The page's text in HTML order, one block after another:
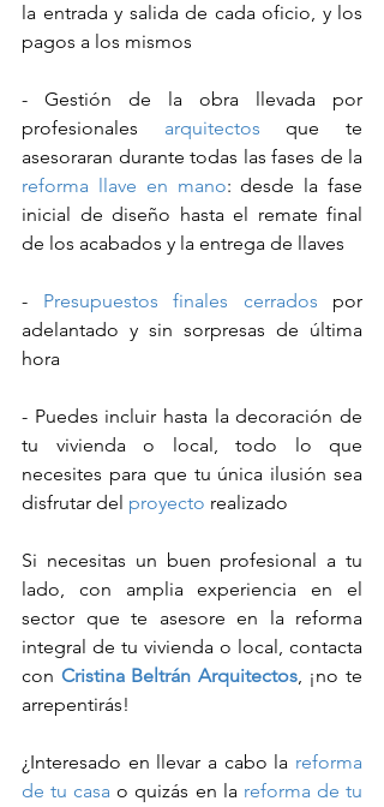
la entrada y salida de cada oficio, y los
pagos a los mismos
- Gestión de la obra llevada por
profesionales arquitectos que te
reforma llave en mano: desde la fase
inicial de diseño hasta el remate final
de los acabados y la entrega de llaves
- Presupuestos finales cerrados por
adelantado y sin sorpresas de última
hora
- Puedes incluir hasta la decoración de
tu vivienda o local, todo lo que
necesites para que tu única ilusión sea
disfrutar del proyecto realizado
Si necesitas un buen profesional a tu
lado, con amplia experiencia en el
sector que te asesore en la reforma
integral de tu vivienda o local, contacta
con Cristina Beltrán Arquitectos, ¡no te
arrepentirás!
¿Interesado en llevar a cabo la reforma
de tu casa o quizás en la reforma de tu